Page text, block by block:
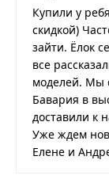
Купили у
скидкой)
зайти. Ёлок
все
моделей. Мы
Бавария в
доставили к
Уже ждем
Елене и